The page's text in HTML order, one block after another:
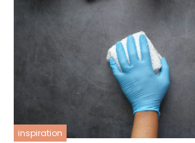
inspiration